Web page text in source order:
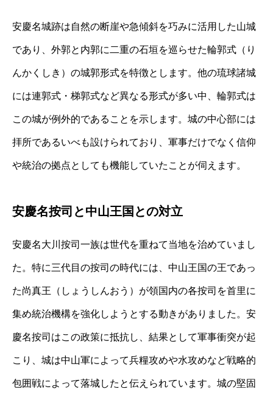
安慶名城跡は自然の断崖や急傾斜を巧みに活用した山城
であり、外郭と内郭に二重の石垣を巡らせた輪郭式（り
んかくしき）の城郭形式を特徴とします。他の琉球諸城
には連郭式・梯郭式など異なる形式が多い中、輪郭式は
この城が例外的であることを示します。城の中心部には
拝所であるいべも設けられており、軍事だけでなく信仰
や統治の拠点としても機能していたことが伺えます。
安慶名按司と中山王国との対立
安慶名大川按司一族は世代を重ねて当地を治めていまし
た。特に三代目の按司の時代には、中山王国の王であっ
た尚真王（しょうしんおう）が領国内の各按司を首里に
集め統治機構を強化しようとする動きがありました。安
慶名按司はこの政策に抵抗し、結果として軍事衝突が起
こり、城は中山軍によって兵糧攻めや水攻めなど戦略的
包囲戦によって落城したと伝えられています。城の堅固